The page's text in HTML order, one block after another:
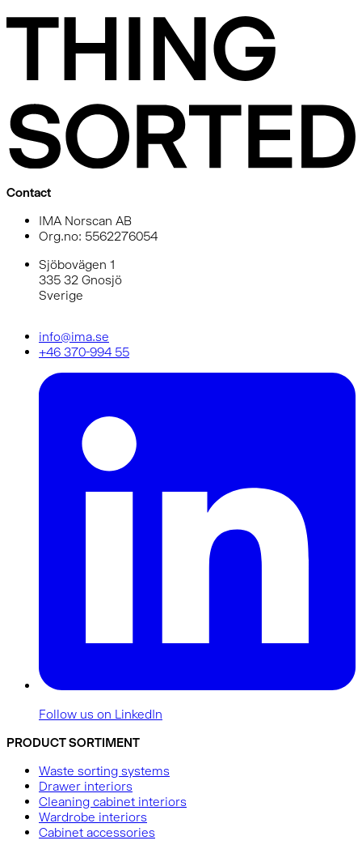
Contact
IMA Norscan AB
Org.no: 5562276054
Sjöbovägen 1
335 32 Gnosjö
Sverige
info@ima.se
+46 370-994 55
Follow us on LinkedIn
PRODUCT SORTIMENT
Waste sorting systems
Drawer interiors
Cleaning cabinet interiors
Wardrobe interiors
Cabinet accessories